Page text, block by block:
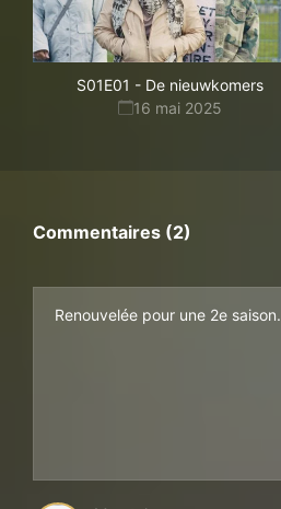
S01E01 - De nieuwkomers
16 mai 2025
Commentaires (2)
Renouvelée pour une 2e saison.